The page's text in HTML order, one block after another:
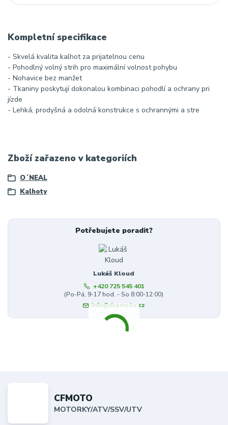
Kompletní specifikace
- Skvelá kvalita kalhot za prijatelnou cenu
- Pohodlný volný strih pro maximální volnost pohybu
- Nohavice bez manžet
- Tkaniny poskytují dokonalou kombinaci pohodlí a ochrany pri
jízde
- Lehká, prodyšná a odolná konstrukce s ochrannými a stre
Zboží zařazeno v kategoriích
O´NEAL
Kalhoty
Potřebujete poradit?
Lukáš Kloud
+420 725 545 401
(Po-Pá, 9-17 hod. - So 8:00-12:00)
info@dcxmoto.cz
CFMOTO
MOTORKY/ATV/SSV/UTV